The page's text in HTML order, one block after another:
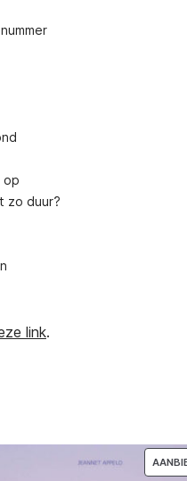
op
zo duur?
link.